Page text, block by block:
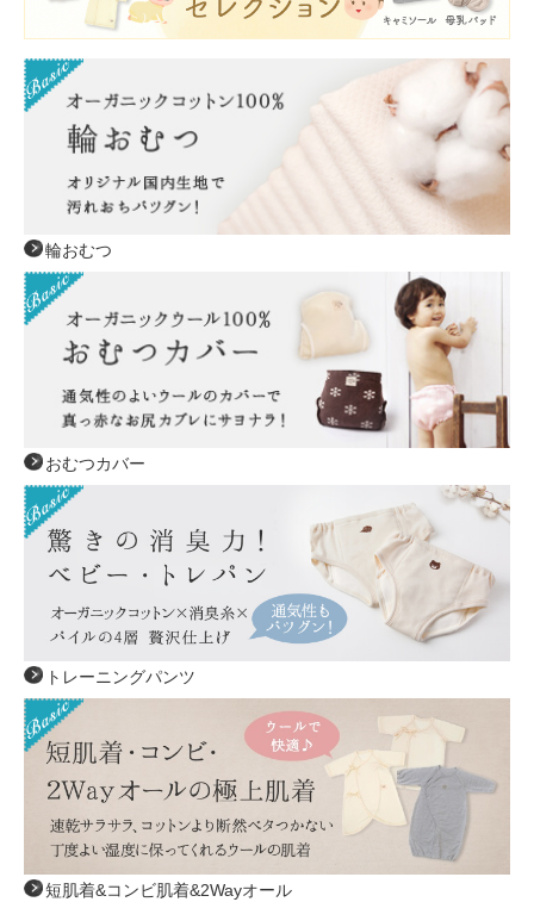
輪おむつ
おむつカバー
トレーニングパンツ
短肌着&コンビ肌着&2Wayオール